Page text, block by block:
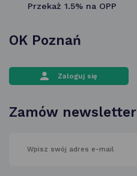
Przekaż 1.5% na OPP
OK Poznań
Zaloguj się
Zamów newsletter